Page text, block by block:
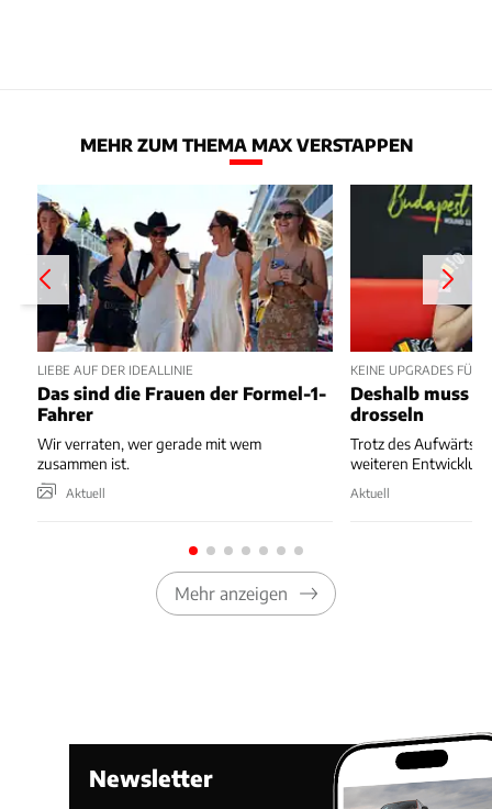
MEHR ZUM THEMA MAX VERSTAPPEN
LIEBE AUF DER IDEALLINIE
Das sind die Frauen der Formel-1-
Fahrer
Wir verraten, wer gerade mit wem
zusammen ist.
Aktuell
KEINE UPGRADES FÜR
Deshalb muss
drosseln
Trotz des
weiteren
Aktuell
Mehr anzeigen
Newsletter